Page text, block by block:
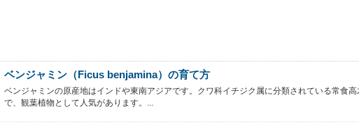
ベンジャミン（Ficus benjamina）の育て方
ベンジャミンの原産地はインドや東南アジアです。クワ科イチジク属に分類されている常食高
で、観葉植物として人気があります。...